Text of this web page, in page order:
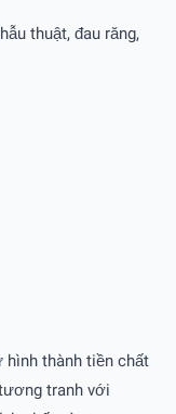
thuật, đau răng,
hình thành tiền chất
tranh với